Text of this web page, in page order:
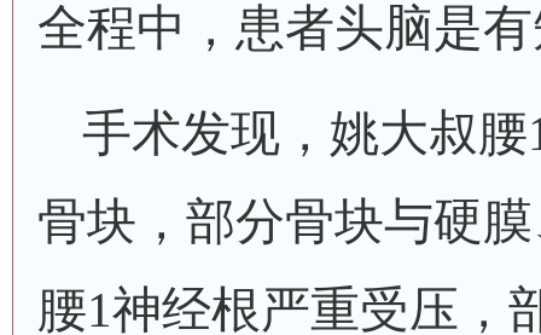
全程中，患者头脑是
手术发现，姚大叔腰
骨块，部分骨块与硬
腰1神经根严重受压，